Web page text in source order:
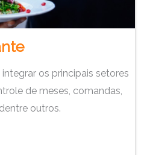
os principais setores
de meses, comandas,
outros.